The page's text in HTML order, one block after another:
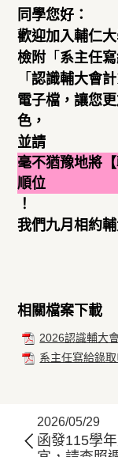
同學您好：
歡迎加入輔仁
檢附 「 系主任
「認識輔大會
電子檔，讓您
色，
並請
毫不猶豫地將【
順位
！
我們九月相約輔
相關檔案下載
2026認識輔大
系主任寫給錄
2026/05/29
函發115學